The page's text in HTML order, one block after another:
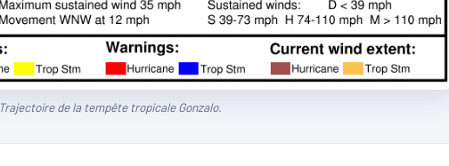
Trajectoire de la tempête tropicale Gonzalo.